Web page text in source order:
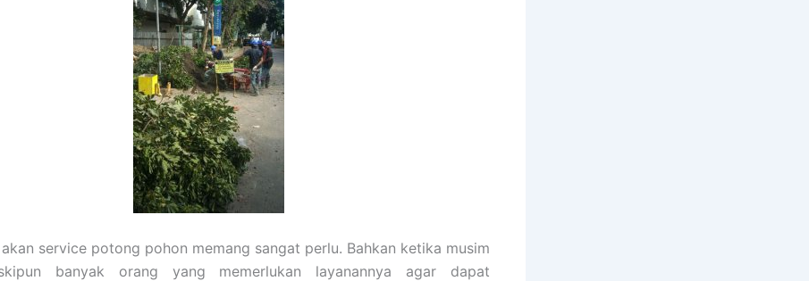
akan service potong pohon memang sangat perlu. Bahkan ketika musim
banyak orang yang memerlukan layanannya agar dapat